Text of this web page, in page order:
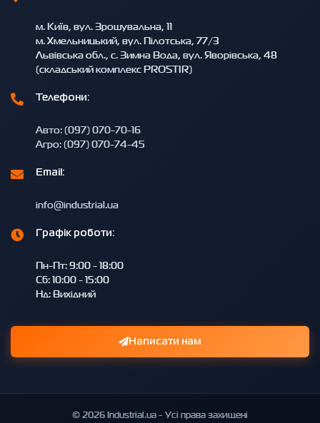
м. Київ, вул. Зрошувальна, 11
м. Хмельницький, вул. Пілотська, 77/3
Львівська обл., с. Зимна Вода, вул. Яворівська, 48
(складський комплекс PROSTIR)
Телефони:
Авто: (097) 070-70-16
Агро: (097) 070-74-45
Email:
info@industrial.ua
Графік роботи:
Пн-Пт: 9:00 - 18:00
Сб: 10:00 - 15:00
Нд: Вихідний
Написати нам
© 2026 Industrial.ua - Усі права захищені